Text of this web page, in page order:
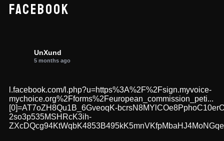
FACEBOOK
UnXund
5 months ago
l.facebook.com/l.php?u=https%3A%2F%2Fsign.myvoice-
mychoice.org%2Fforms%2Feuropean_commission_peti...
[0]=AT7oZH8Qu1B_6GveoqK-
2so3p535MSHRcK3ih-